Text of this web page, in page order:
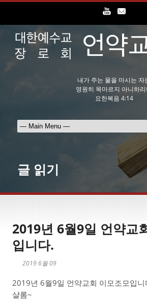
내가 주는 물을 마시는 자
영원히 목마르지 아니하리
요한복음 4:14
글 읽기
2019년 6월9일 언약교
입니다.
2019 6월 09
2019년 6월9일 언약교회 이모조모입니
샬롬~